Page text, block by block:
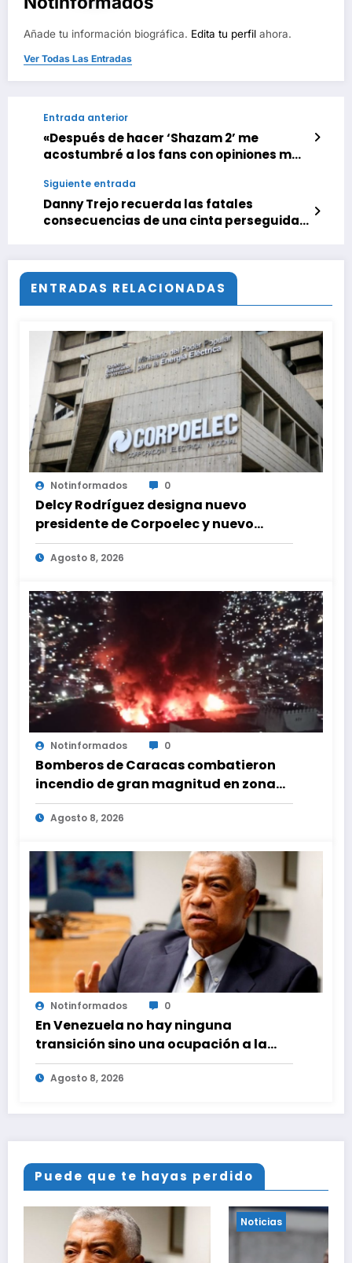
Añade tu información biográfica. Edita tu perfil ahora.
Ver Todas Las Entradas
Entrada anterior
«Después de hacer ‘Shazam 2’ me
acostumbré a los fans con opiniones muy
Dawn’)
Siguiente entrada
Danny Trejo recuerda las fatales
consecuencias de una cinta perseguida
ENTRADAS RELACIONADAS
Notinformados 0
Delcy Rodríguez designa nuevo
presidente de Corpoelec y nuevo
viceministro de Servicios Eléctricos
Agosto 8, 2026
Notinformados 0
Bomberos de Caracas combatieron
incendio de gran magnitud en zona
industrial de El Llanito
Agosto 8, 2026
Notinformados 0
En Venezuela no hay ninguna
transición sino una ocupación a la
fuerza
Agosto 8, 2026
Puede que te hayas perdido
Noticias